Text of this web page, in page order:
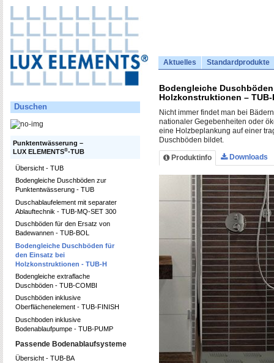
Aktuelles Standardprodukte
Duschen
Punktentwässerung –
LUX ELEMENTS®-TUB
Übersicht - TUB
Bodengleiche Duschböden zur
Punktentwässerung - TUB
Duschablaufelement mit separater
Ablauftechnik - TUB-MQ-SET 300
Duschböden für den Ersatz von
Badewannen - TUB-BOL
Bodengleiche Duschböden für
den Einsatz bei
Holzkonstruktionen - TUB-H
Bodengleiche extraflache
Duschböden - TUB-COMBI
Duschböden inklusive
Oberflächenelement - TUB-FINISH
Duschboden inklusive
Bodenablaufpumpe - TUB-PUMP
Passende Bodenablaufsysteme
Übersicht - TUB-BA
Bodengleiche
Holzkonstruktionen – TUB-
Nicht immer findet man bei
nationaler Gegebenheiten oder
eine Holzbeplankung auf einer
Duschböden bildet.
Produktinfo Downloads